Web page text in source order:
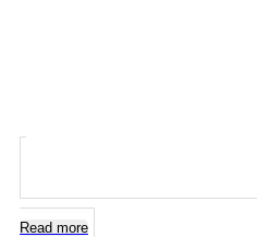
Read more